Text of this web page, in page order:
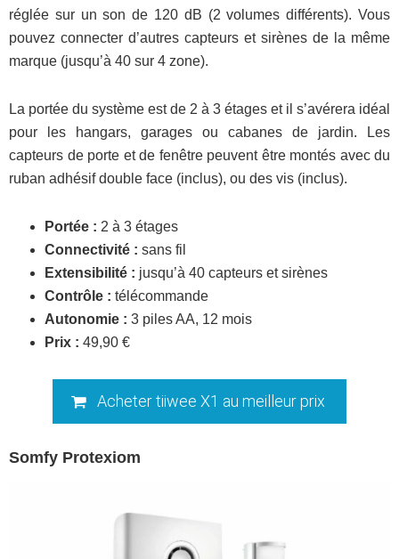
réglée sur un son de 120 dB (2 volumes différents). Vous
pouvez connecter d’autres capteurs et sirènes de la même
marque (jusqu’à 40 sur 4 zone).
La portée du système est de 2 à 3 étages et il s’avérera idéal
pour les hangars, garages ou cabanes de jardin. Les
capteurs de porte et de fenêtre peuvent être montés avec du
ruban adhésif double face (inclus), ou des vis (inclus).
Portée : 2 à 3 étages
Connectivité : sans fil
Extensibilité : jusqu’à 40 capteurs et sirènes
Contrôle : télécommande
Autonomie : 3 piles AA, 12 mois
Prix : 49,90 €
Acheter tiiwee X1 au meilleur prix
Somfy Protexiom